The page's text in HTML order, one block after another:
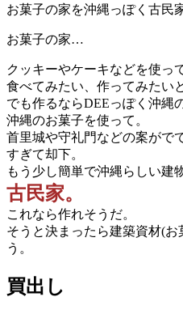
お菓子の家を沖縄っぽく古民
お菓子の家…
クッキーやケーキなどを使っ
食べてみたい、作ってみたい
でも作るならDEEっぽく沖縄
沖縄のお菓子を使って。
首里城や守礼門などの案がで
すぎて却下。
もう少し簡単で沖縄らしい建
古民家。
これなら作れそうだ。
そうと決まったら建築資材(お
う。
買出し